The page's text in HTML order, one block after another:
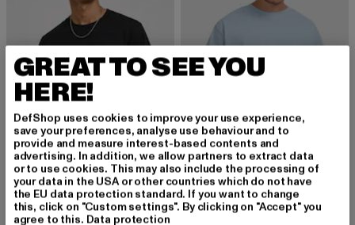
URBAN CLASSICS
Basic
URBAN CLASSICS
Heavy Oversized
GREAT TO SEE YOU
HERE!
DefShop uses cookies to improve your use experience,
save your preferences, analyse use behaviour and to
provide and measure interest-based contents and
advertising. In addition, we allow partners to extract data
or to use cookies. This may also include the processing of
your data in the USA or other countries which do not have
the EU data protection standard. If you want to change
this, click on "Custom settings". By clicking on "Accept" you
agree to this. Data protection